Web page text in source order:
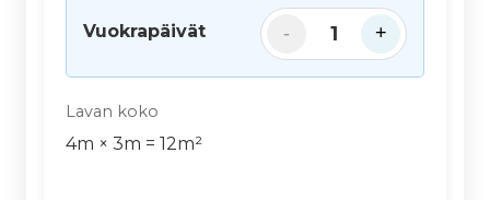
Vuokrapäivät - 1 +
Lavan koko
4m × 3m = 12m²